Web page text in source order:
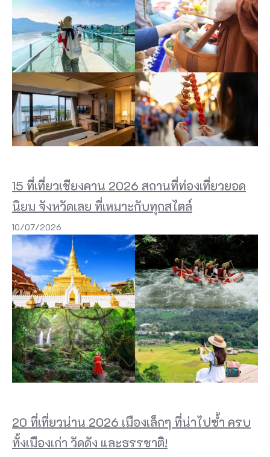
15 ที่เที่ยวเชียงคาน 2026 สถานที่ท่องเที่ยวยอด
นิยม จังหวัดเลย ที่เหมาะกับทุกสไตล์
10/07/2026
20 ที่เที่ยวน่าน 2026 เมืองเล็กๆ ที่น่าไปซ้ำ ครบ
ทั้งเมืองเก่า วัดดัง และธรรชาติ!